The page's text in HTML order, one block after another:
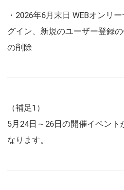
・2026年6月末日 WEBオンリ
グイン、新規のユーザー登録
の削除
（補足1）
5月24日～26日の開催イベント
なります。